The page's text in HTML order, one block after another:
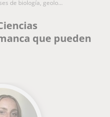
de biología, geolo...
que pueden